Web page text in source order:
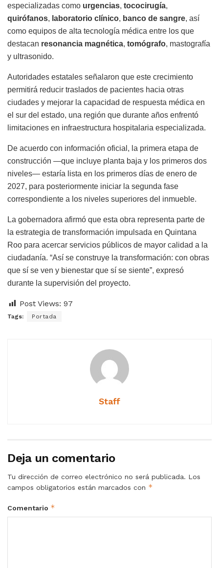
especializadas como urgencias, tococirugía,
quirófanos, laboratorio clínico, banco de sangre, así
como equipos de alta tecnología médica entre los que
destacan resonancia magnética, tomógrafo, mastografía
y ultrasonido.
Autoridades estatales señalaron que este crecimiento
permitirá reducir traslados de pacientes hacia otras
ciudades y mejorar la capacidad de respuesta médica en
el sur del estado, una región que durante años enfrentó
limitaciones en infraestructura hospitalaria especializada.
De acuerdo con información oficial, la primera etapa de
construcción —que incluye planta baja y los primeros dos
niveles— estaría lista en los primeros días de enero de
2027, para posteriormente iniciar la segunda fase
correspondiente a los niveles superiores del inmueble.
La gobernadora afirmó que esta obra representa parte de
la estrategia de transformación impulsada en Quintana
Roo para acercar servicios públicos de mayor calidad a la
ciudadanía. “Así se construye la transformación: con obras
que sí se ven y bienestar que sí se siente”, expresó
durante la supervisión del proyecto.
Post Views: 97
Tags: Portada
Staff
Deja un comentario
Tu dirección de correo electrónico no será publicada. Los
campos obligatorios están marcados con *
Comentario *